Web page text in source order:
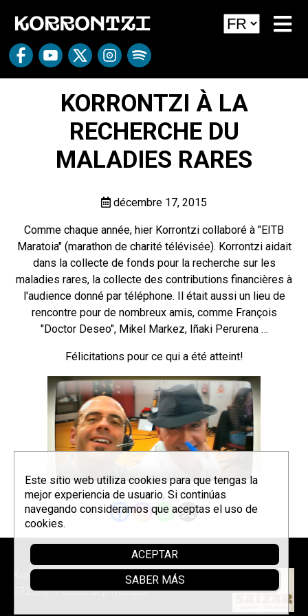
KORRONTZI À LA
RECHERCHE DU
MALADIES RARES
décembre 17, 2015
Comme chaque année, hier Korrontzi collaboré à "EITB
Maratoia" (marathon de charité télévisée). Korrontzi aidait
dans la collecte de fonds pour la recherche sur les
maladies rares, la collecte des contributions financières à
l'audience donné par téléphone. Il était aussi un lieu de
rencontre pour de nombreux amis, comme François
"Doctor Deseo", Mikel Markez, Iñaki Perurena …
Félicitations pour ce qui a été atteint!
Korrontzi © 2026 - Tel. (+34) 618
072 076 -Política de privacidad
Parrainer
Este sitio web utiliza cookies para que tengas la
mejor experiencia de usuario. Si continúas
navegando consideramos que aceptas el uso de
cookies.
ACEPTAR
SABER MÁS